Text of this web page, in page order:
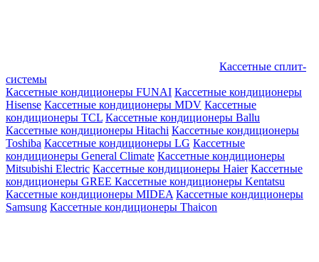
Кассетные сплит-
системы
Кассетные кондиционеры FUNAI Кассетные кондиционеры
Hisense Кассетные кондиционеры MDV Кассетные
кондиционеры TCL Кассетные кондиционеры Ballu
Кассетные кондиционеры Hitachi Кассетные кондиционеры
Toshiba Кассетные кондиционеры LG Кассетные
кондиционеры General Climate Кассетные кондиционеры
Mitsubishi Electric Кассетные кондиционеры Haier Кассетные
кондиционеры GREE Кассетные кондиционеры Kentatsu
Кассетные кондиционеры MIDEA Кассетные кондиционеры
Samsung Кассетные кондиционеры Thaicon